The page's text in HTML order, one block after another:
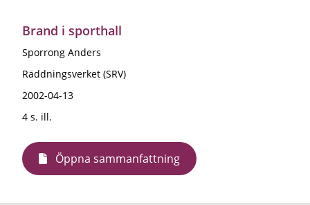
Brand i sporthall
Sporrong Anders
Räddningsverket (SRV)
2002-04-13
4 s. ill.
Öppna sammanfattning